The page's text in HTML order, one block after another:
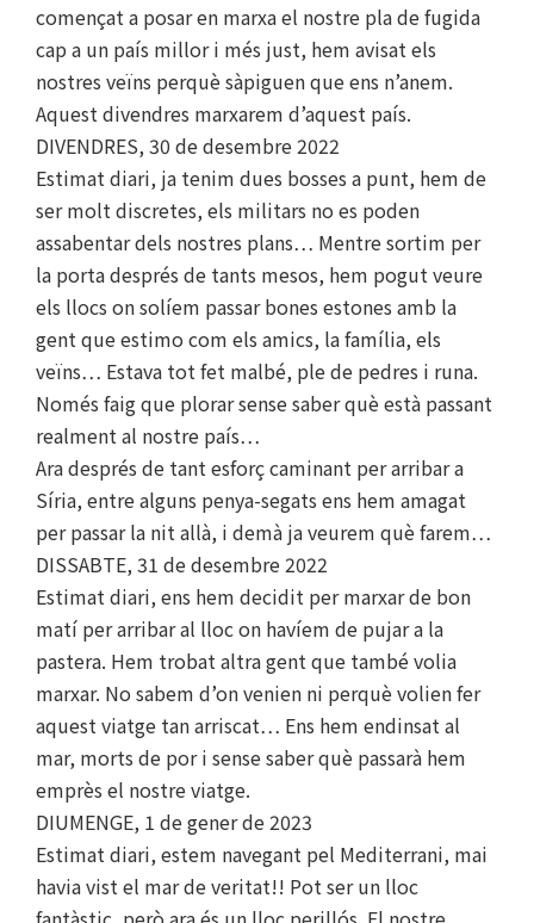
començat a posar en marxa el nostre pla de fugida
cap a un país millor i més just, hem avisat els
nostres veïns perquè sàpiguen que ens n’anem.
Aquest divendres marxarem d’aquest país.
DIVENDRES, 30 de desembre 2022
Estimat diari, ja tenim dues bosses a punt, hem de
ser molt discretes, els militars no es poden
assabentar dels nostres plans… Mentre sortim per
la porta després de tants mesos, hem pogut veure
els llocs on solíem passar bones estones amb la
gent que estimo com els amics, la família, els
veïns… Estava tot fet malbé, ple de pedres i runa.
Només faig que plorar sense saber què està passant
realment al nostre país…
Ara després de tant esforç caminant per arribar a
Síria, entre alguns penya-segats ens hem amagat
per passar la nit allà, i demà ja veurem què farem…
DISSABTE, 31 de desembre 2022
Estimat diari, ens hem decidit per marxar de bon
matí per arribar al lloc on havíem de pujar a la
pastera. Hem trobat altra gent que també volia
marxar. No sabem d’on venien ni perquè volien fer
aquest viatge tan arriscat… Ens hem endinsat al
mar, morts de por i sense saber què passarà hem
emprès el nostre viatge.
DIUMENGE, 1 de gener de 2023
Estimat diari, estem navegant pel Mediterrani, mai
havia vist el mar de veritat!! Pot ser un lloc